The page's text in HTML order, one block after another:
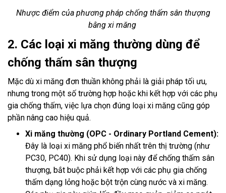
Nhược điểm của phương pháp chống thấm sân thượng
bằng xi măng
2. Các loại xi măng thường dùng để
chống thấm sân thượng
Mặc dù xi măng đơn thuần không phải là giải pháp tối ưu,
nhưng trong một số trường hợp hoặc khi kết hợp với các phụ
gia chống thấm, việc lựa chọn đúng loại xi măng cũng góp
phần nâng cao hiệu quả.
Xi măng thường (OPC - Ordinary Portland Cement):
Đây là loại xi măng phổ biến nhất trên thị trường (như
PC30, PC40). Khi sử dụng loại này để chống thấm sân
thượng, bắt buộc phải kết hợp với các phụ gia chống
thấm dạng lỏng hoặc bột trộn cùng nước và xi măng.